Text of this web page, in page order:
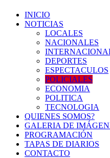
INICIO
NOTICIAS
LOCALES
NACIONALES
DEPORTES
ESPECTACULOS
POLICIALES
ECONOMIA
POLITICA
TECNOLOGIA
QUIENES SOMOS?
GALERIA DE
PROGRAMACIÓN
TAPAS DE DIARIOS
CONTACTO